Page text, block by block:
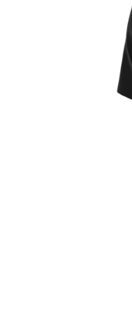
Pantaloni lungi fotbal copii
Imbracaminte fotbal femei